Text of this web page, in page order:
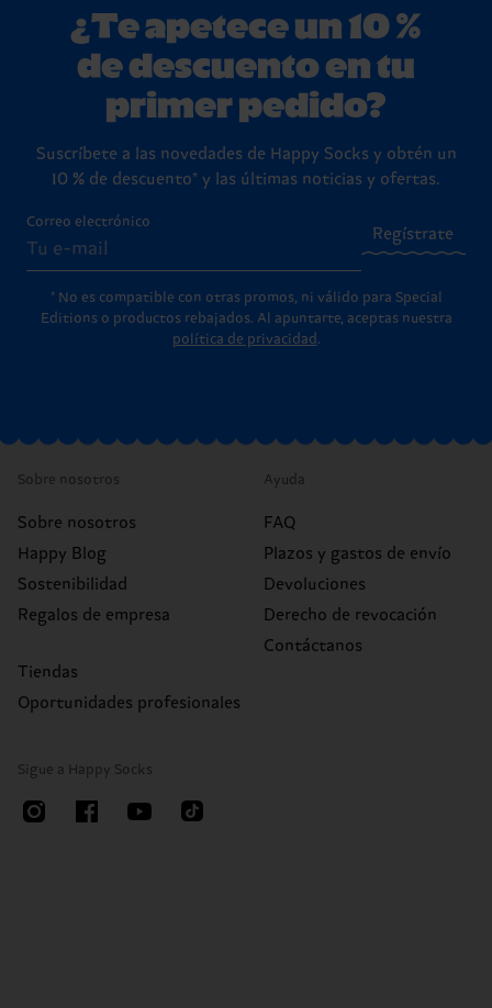
¿Te apetece un 10 %
de descuento en tu
primer pedido?
Suscríbete a las novedades de Happy Socks y obtén un
10 % de descuento* y las últimas noticias y ofertas.
Correo electrónico
Regístrate
* No es compatible con otras promos, ni válido para Special
Editions o productos rebajados. Al apuntarte, aceptas nuestra
política de privacidad .
Sobre nosotros
Sobre nosotros
Happy Blog
Sostenibilidad
Regalos de empresa
Tiendas
Oportunidades profesionales
Ayuda
FAQ
Plazos y gastos de envío
Devoluciones
Derecho de revocación
Contáctanos
Sigue a Happy Socks